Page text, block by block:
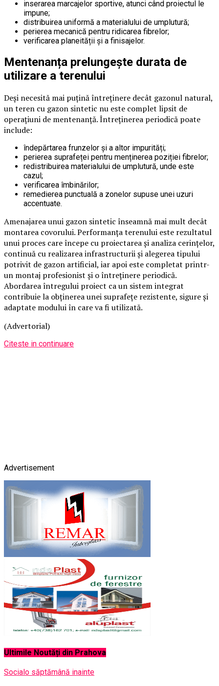
inserarea marcajelor sportive, atunci când proiectul le
impune;
distribuirea uniformă a materialului de umplutură;
perierea mecanică pentru ridicarea fibrelor;
verificarea planeității și a finisajelor.
Mentenanța prelungește durata de
utilizare a terenului
Deși necesită mai puțină întreținere decât gazonul natural,
un teren cu gazon sintetic nu este complet lipsit de
operațiuni de mentenanță. Întreținerea periodică poate
include:
îndepărtarea frunzelor și a altor impurități;
perierea suprafeței pentru menținerea poziției fibrelor;
redistribuirea materialului de umplutură, unde este
cazul;
verificarea îmbinărilor;
remedierea punctuală a zonelor supuse unei uzuri
accentuate.
Amenajarea unui gazon sintetic înseamnă mai mult decât
montarea covorului. Performanța terenului este rezultatul
unui proces care începe cu proiectarea și analiza cerințelor,
continuă cu realizarea infrastructurii și alegerea tipului
potrivit de gazon artificial, iar apoi este completat printr-
un montaj profesionist și o întreținere periodică.
Abordarea întregului proiect ca un sistem integrat
contribuie la obținerea unei suprafețe rezistente, sigure și
adaptate modului în care va fi utilizată.
(Advertorial)
Citeste in continuare
Advertisement
Ultimile Noutăți din Prahova
Social o săptămână inainte